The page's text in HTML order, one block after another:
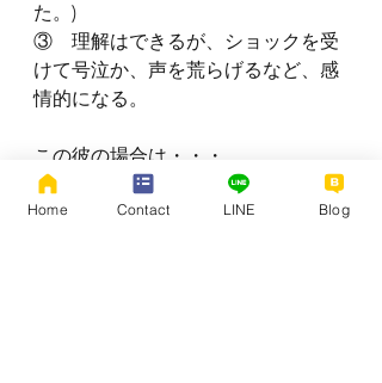
た。)
③　理解はできるが、ショックを受
けて号泣か、声を荒らげるなど、感
情的になる。
この彼の場合は・・・。
続きます。
Home Contact LINE Blog